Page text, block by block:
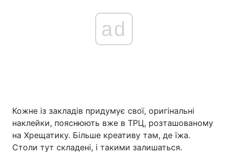
ad
Кожне із закладів придумує свої, оригінальні
наклейки, пояснюють вже в ТРЦ, розташованому
на Хрещатику. Більше креативу там, де їжа.
Столи тут складені, і такими залишаться.